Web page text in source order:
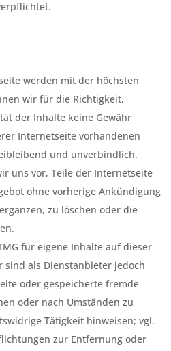
werden mit der höchsten
wir für die Richtigkeit,
der Inhalte keine Gewähr
Internetseite vorhandenen
und unverbindlich.
uns vor, Teile der Internetseite
ohne vorherige Ankündigung
zu löschen oder die
für eigene Inhalte auf dieser
sind als Dienstanbieter jedoch
oder gespeicherte fremde
oder nach Umständen zu
Tätigkeit hinweisen; vgl.
zur Entfernung oder